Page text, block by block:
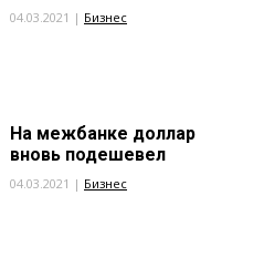
04.03.2021 | Бизнес
На межбанке доллар
вновь подешевел
04.03.2021 | Бизнес